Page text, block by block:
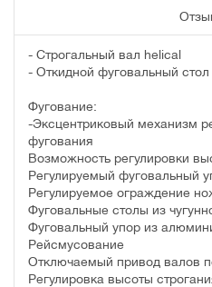
- Строгальный вал helical
- Откидной фуговальный стол
Фугование:
-Эксцентриковый механизм
фугования
Возможность регулировки
Регулируемый фуговальный
Регулируемое ограждение
Фуговальные столы из
Фуговальный упор из
Рейсмусование
Отключаемый привод валов
Регулировка высоты